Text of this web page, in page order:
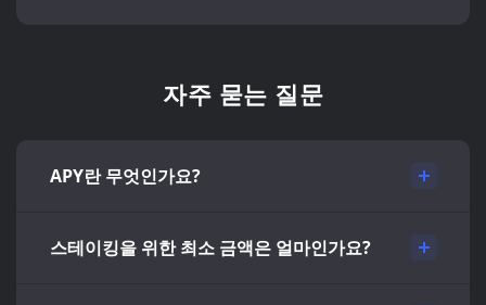
자주 묻는 질문
APY란 무엇인가요?
스테이킹을 위한 최소 금액은 얼마인가요?